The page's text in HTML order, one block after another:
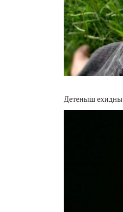
Детеныш ехидны